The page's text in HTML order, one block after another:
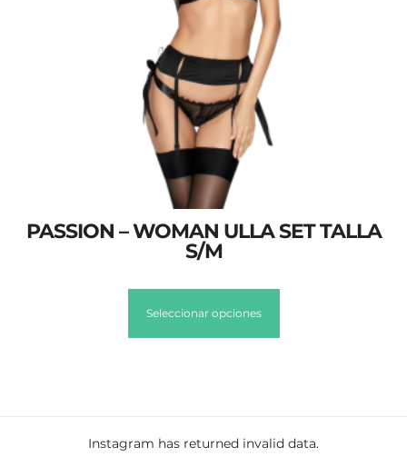
PASSION – WOMAN ULLA SET TALLA
S/M
Seleccionar opciones
Instagram has returned invalid data.